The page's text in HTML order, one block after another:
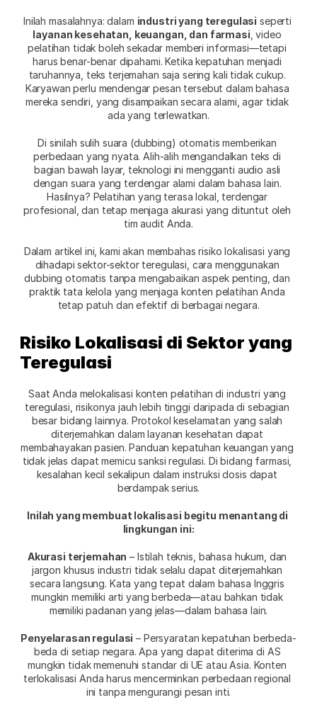
Inilah masalahnya: dalam industri yang teregulasi seperti
layanan kesehatan, keuangan, dan farmasi , video
pelatihan tidak boleh sekadar memberi informasi—tetapi
harus benar-benar dipahami. Ketika kepatuhan menjadi
taruhannya, teks terjemahan saja sering kali tidak cukup.
Karyawan perlu mendengar pesan tersebut dalam bahasa
mereka sendiri, yang disampaikan secara alami, agar tidak
ada yang terlewatkan.
Di sinilah sulih suara (dubbing) otomatis memberikan
perbedaan yang nyata. Alih-alih mengandalkan teks di
bagian bawah layar, teknologi ini mengganti audio asli
dengan suara yang terdengar alami dalam bahasa lain.
Hasilnya? Pelatihan yang terasa lokal, terdengar
profesional, dan tetap menjaga akurasi yang dituntut oleh
tim audit Anda.
Dalam artikel ini, kami akan membahas risiko lokalisasi yang
dihadapi sektor-sektor teregulasi, cara menggunakan
dubbing otomatis tanpa mengabaikan aspek penting, dan
praktik tata kelola yang menjaga konten pelatihan Anda
tetap patuh dan efektif di berbagai negara.
Risiko Lokalisasi di Sektor yang
Teregulasi
Saat Anda melokalisasi konten pelatihan di industri yang
teregulasi, risikonya jauh lebih tinggi daripada di sebagian
besar bidang lainnya. Protokol keselamatan yang salah
diterjemahkan dalam layanan kesehatan dapat
membahayakan pasien. Panduan kepatuhan keuangan yang
tidak jelas dapat memicu sanksi regulasi. Di bidang farmasi,
kesalahan kecil sekalipun dalam instruksi dosis dapat
berdampak serius.
Inilah yang membuat lokalisasi begitu menantang di
lingkungan ini:
Akurasi terjemahan – Istilah teknis, bahasa hukum, dan
jargon khusus industri tidak selalu dapat diterjemahkan
secara langsung. Kata yang tepat dalam bahasa Inggris
mungkin memiliki arti yang berbeda—atau bahkan tidak
memiliki padanan yang jelas—dalam bahasa lain.
Penyelarasan regulasi – Persyaratan kepatuhan berbeda-
beda di setiap negara. Apa yang dapat diterima di AS
mungkin tidak memenuhi standar di UE atau Asia. Konten
terlokalisasi Anda harus mencerminkan perbedaan regional
ini tanpa mengurangi pesan inti.